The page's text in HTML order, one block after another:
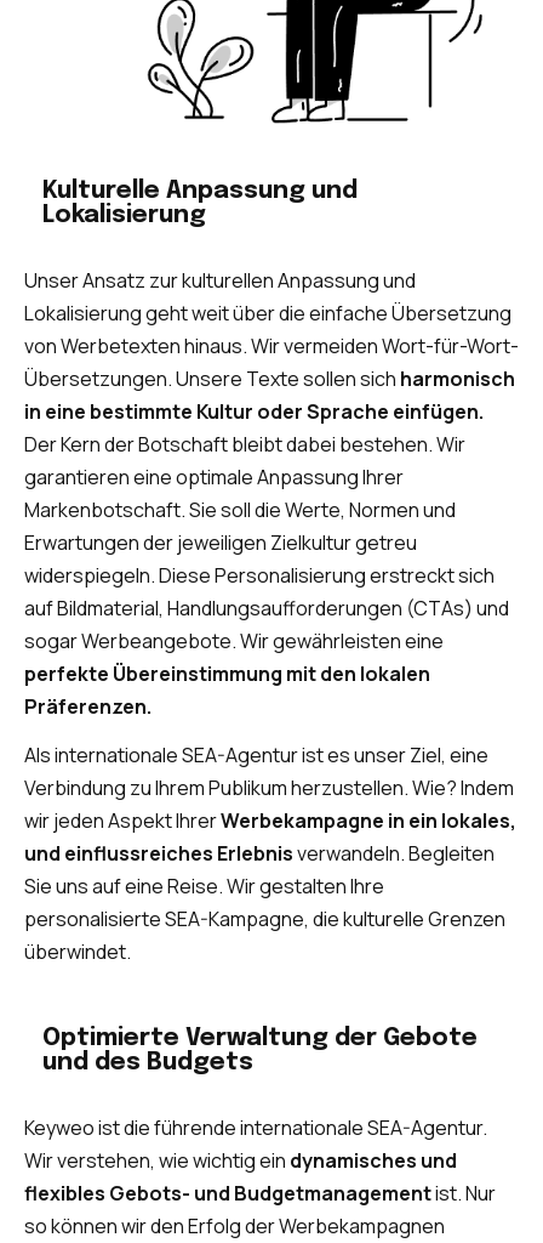
Kulturelle Anpassung und
Lokalisierung
Unser Ansatz zur kulturellen Anpassung und
Lokalisierung geht weit über die einfache Übersetzung
von Werbetexten hinaus. Wir vermeiden Wort-für-Wort-
Übersetzungen. Unsere Texte sollen sich harmonisch
in eine bestimmte Kultur oder Sprache einfügen.
Der Kern der Botschaft bleibt dabei bestehen. Wir
garantieren eine optimale Anpassung Ihrer
Markenbotschaft. Sie soll die Werte, Normen und
Erwartungen der jeweiligen Zielkultur getreu
widerspiegeln. Diese Personalisierung erstreckt sich
auf Bildmaterial, Handlungsaufforderungen (CTAs) und
sogar Werbeangebote. Wir gewährleisten eine
perfekte Übereinstimmung mit den lokalen
Präferenzen.
Als internationale SEA-Agentur ist es unser Ziel, eine
Verbindung zu Ihrem Publikum herzustellen. Wie? Indem
wir jeden Aspekt IhrerWerbekampagne in ein lokales,
und einflussreiches Erlebnisverwandeln. Begleiten
Sie uns auf eine Reise. Wir gestalten Ihre
personalisierte SEA-Kampagne, die kulturelle Grenzen
überwindet.
Optimierte Verwaltung der Gebote
und des Budgets
Keyweo ist die führende internationale SEA-Agentur.
Wir verstehen, wie wichtig ein dynamisches und
flexibles Gebots- und Budgetmanagementist. Nur
so können wir den Erfolg der Werbekampagnen